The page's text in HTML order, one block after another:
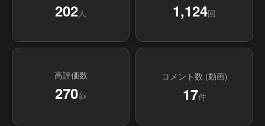
202人 1,124回
高評価数
270👍
コメント数 (動画)
17件